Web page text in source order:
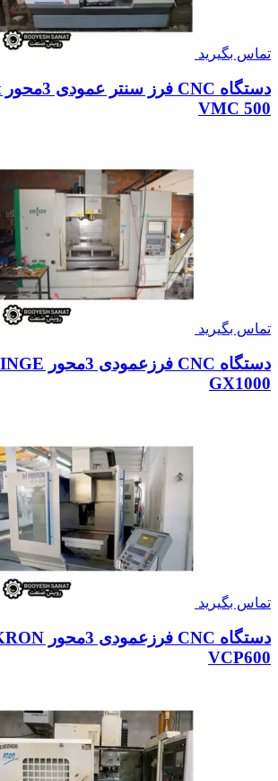
تماس بگیرید
VMC 500
تماس بگیرید
GX1000
تماس بگیرید
VCP600